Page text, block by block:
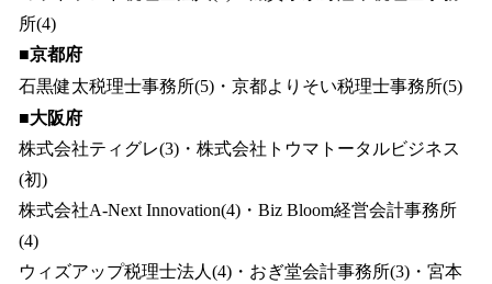
所(4)
■京都府
石黒健太税理士事務所(5)・京都よりそい税理士事務所(5)
■大阪府
株式会社ティグレ(3)・株式会社トウマトータルビジネス
(初)
株式会社A-Next Innovation(4)・Biz Bloom経営会計事務所
(4)
ウィズアップ税理士法人(4)・おぎ堂会計事務所(3)・宮本